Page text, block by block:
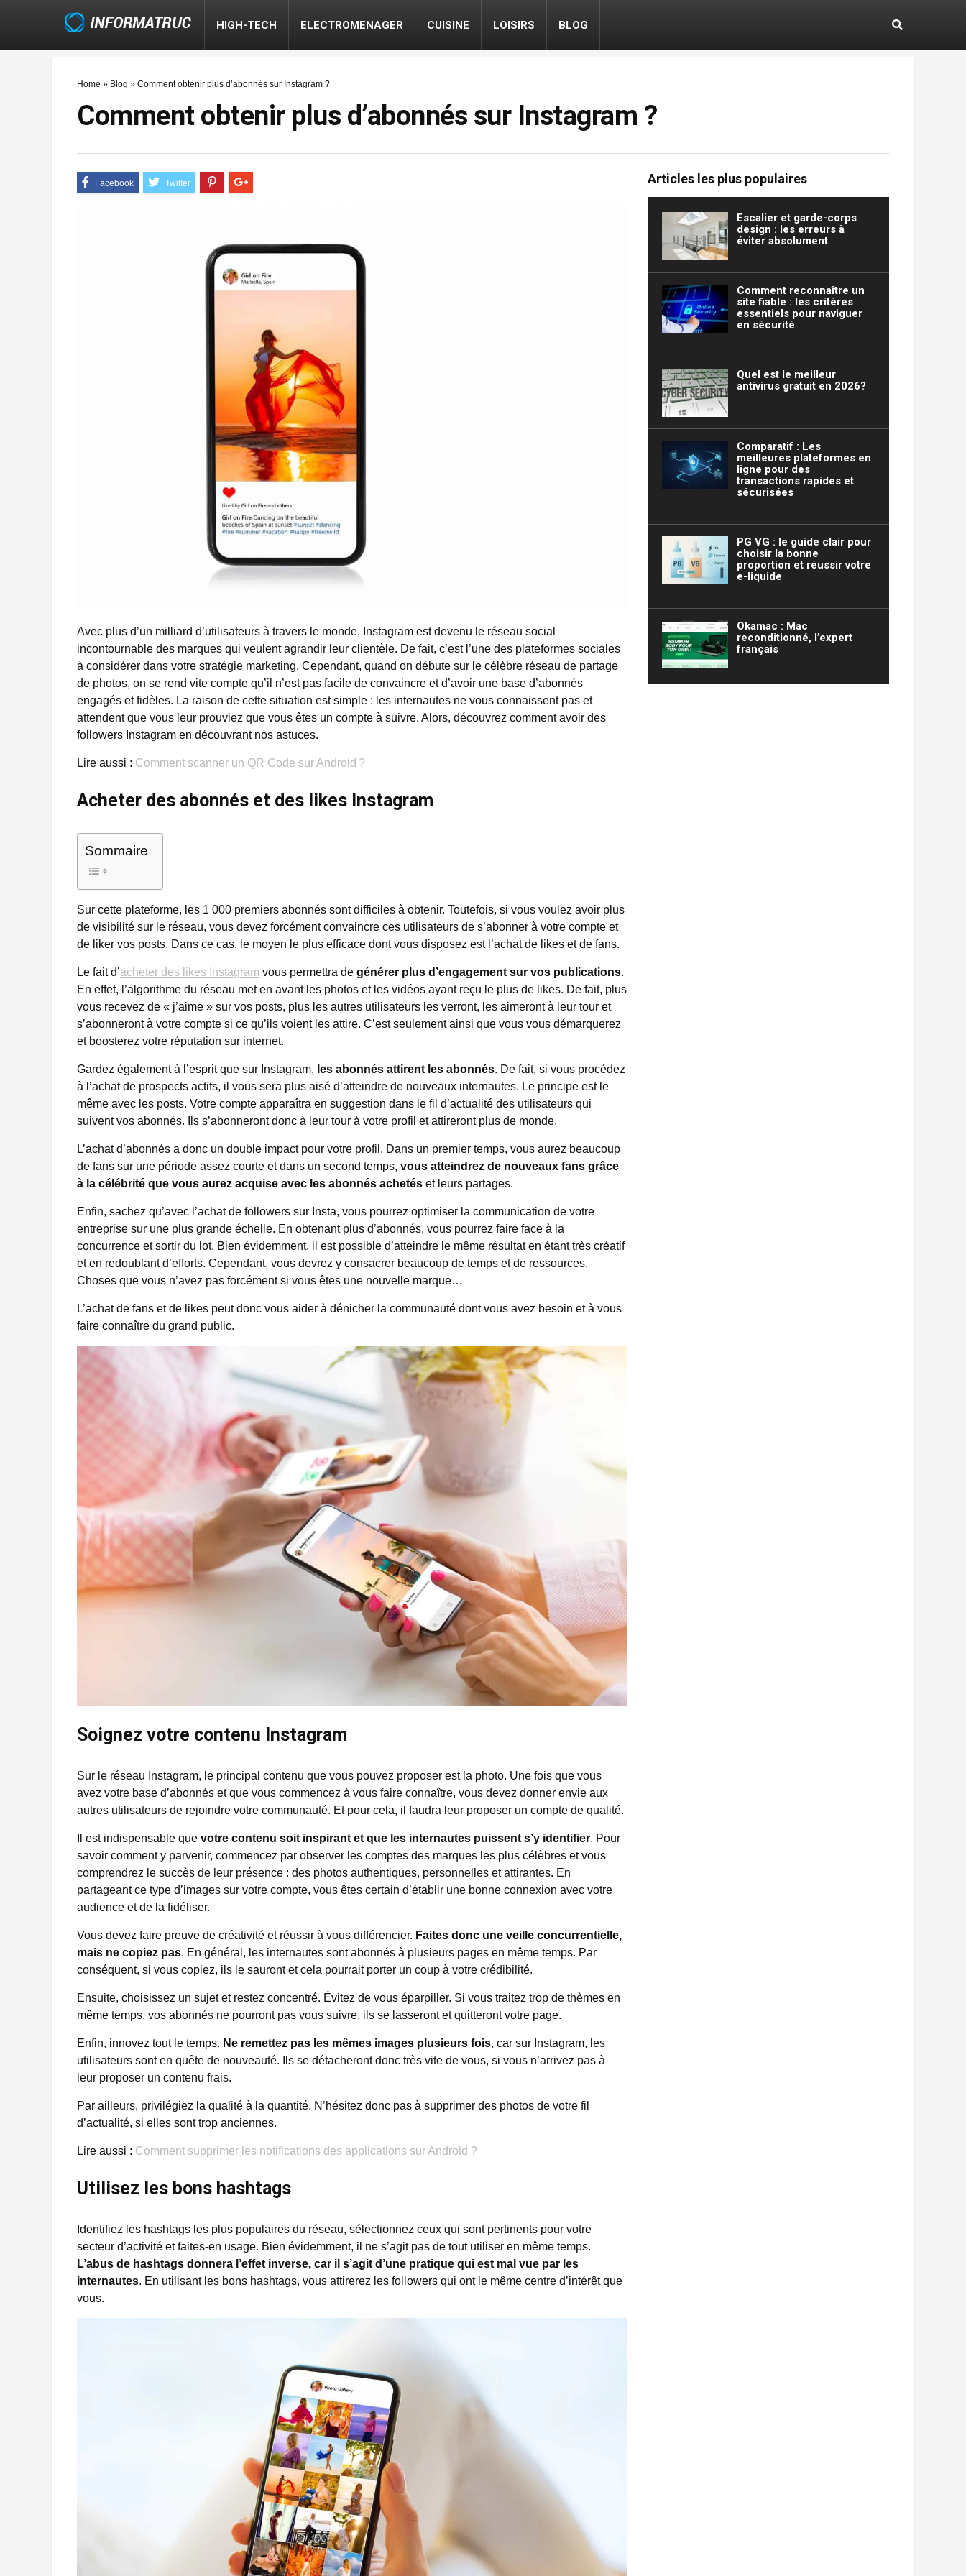
HIGH-TECH ELECTROMENAGER CUISINE LOISIRS BLOG
Home » Blog » Comment obtenir plus d’abonnés sur Instagram ?
Comment obtenir plus d’abonnés sur Instagram ?
Avec plus d’un milliard d’utilisateurs à travers le monde, Instagram est devenu le réseau social
incontournable des marques qui veulent agrandir leur clientèle. De fait, c’est l’une des plateformes sociales
à considérer dans votre stratégie marketing. Cependant, quand on débute sur le célèbre réseau de partage
de photos, on se rend vite compte qu’il n’est pas facile de convaincre et d’avoir une base d’abonnés
engagés et fidèles. La raison de cette situation est simple : les internautes ne vous connaissent pas et
attendent que vous leur prouviez que vous êtes un compte à suivre. Alors, découvrez comment avoir des
followers Instagram en découvrant nos astuces.
Lire aussi : Comment scanner un QR Code sur Android ?
Acheter des abonnés et des likes Instagram
Sommaire
Sur cette plateforme, les 1 000 premiers abonnés sont difficiles à obtenir. Toutefois, si vous voulez avoir plus
de visibilité sur le réseau, vous devez forcément convaincre ces utilisateurs de s’abonner à votre compte et
de liker vos posts. Dans ce cas, le moyen le plus efficace dont vous disposez est l’achat de likes et de fans.
Le fait d’acheter des likes Instagram vous permettra de générer plus d’engagement sur vos publications.
En effet, l’algorithme du réseau met en avant les photos et les vidéos ayant reçu le plus de likes. De fait, plus
vous recevez de « j’aime » sur vos posts, plus les autres utilisateurs les verront, les aimeront à leur tour et
s’abonneront à votre compte si ce qu’ils voient les attire. C’est seulement ainsi que vous vous démarquerez
et boosterez votre réputation sur internet.
Gardez également à l’esprit que sur Instagram, les abonnés attirent les abonnés. De fait, si vous procédez
à l’achat de prospects actifs, il vous sera plus aisé d’atteindre de nouveaux internautes. Le principe est le
même avec les posts. Votre compte apparaîtra en suggestion dans le fil d’actualité des utilisateurs qui
suivent vos abonnés. Ils s’abonneront donc à leur tour à votre profil et attireront plus de monde.
L’achat d’abonnés a donc un double impact pour votre profil. Dans un premier temps, vous aurez beaucoup
de fans sur une période assez courte et dans un second temps, vous atteindrez de nouveaux fans grâce
à la célébrité que vous aurez acquise avec les abonnés achetés et leurs partages.
Enfin, sachez qu’avec l’achat de followers sur Insta, vous pourrez optimiser la communication de votre
entreprise sur une plus grande échelle. En obtenant plus d’abonnés, vous pourrez faire face à la
concurrence et sortir du lot. Bien évidemment, il est possible d’atteindre le même résultat en étant très créatif
et en redoublant d’efforts. Cependant, vous devrez y consacrer beaucoup de temps et de ressources.
Choses que vous n’avez pas forcément si vous êtes une nouvelle marque…
L’achat de fans et de likes peut donc vous aider à dénicher la communauté dont vous avez besoin et à vous
faire connaître du grand public.
Soignez votre contenu Instagram
Sur le réseau Instagram, le principal contenu que vous pouvez proposer est la photo. Une fois que vous
avez votre base d’abonnés et que vous commencez à vous faire connaître, vous devez donner envie aux
autres utilisateurs de rejoindre votre communauté. Et pour cela, il faudra leur proposer un compte de qualité.
Il est indispensable que votre contenu soit inspirant et que les internautes puissent s’y identifier. Pour
savoir comment y parvenir, commencez par observer les comptes des marques les plus célèbres et vous
comprendrez le succès de leur présence : des photos authentiques, personnelles et attirantes. En
partageant ce type d’images sur votre compte, vous êtes certain d’établir une bonne connexion avec votre
audience et de la fidéliser.
Vous devez faire preuve de créativité et réussir à vous différencier. Faites donc une veille concurrentielle,
mais ne copiez pas. En général, les internautes sont abonnés à plusieurs pages en même temps. Par
conséquent, si vous copiez, ils le sauront et cela pourrait porter un coup à votre crédibilité.
Ensuite, choisissez un sujet et restez concentré. Évitez de vous éparpiller. Si vous traitez trop de thèmes en
même temps, vos abonnés ne pourront pas vous suivre, ils se lasseront et quitteront votre page.
Enfin, innovez tout le temps. Ne remettez pas les mêmes images plusieurs fois, car sur Instagram, les
utilisateurs sont en quête de nouveauté. Ils se détacheront donc très vite de vous, si vous n’arrivez pas à
leur proposer un contenu frais.
Par ailleurs, privilégiez la qualité à la quantité. N’hésitez donc pas à supprimer des photos de votre fil
d’actualité, si elles sont trop anciennes.
Lire aussi : Comment supprimer les notifications des applications sur Android ?
Utilisez les bons hashtags
Identifiez les hashtags les plus populaires du réseau, sélectionnez ceux qui sont pertinents pour votre
secteur d’activité et faites-en usage. Bien évidemment, il ne s’agit pas de tout utiliser en même temps.
L’abus de hashtags donnera l’effet inverse, car il s’agit d’une pratique qui est mal vue par les
internautes. En utilisant les bons hashtags, vous attirerez les followers qui ont le même centre d’intérêt que
vous.
Articles les plus populaires
Escalier et garde-corps
design : les erreurs à
éviter absolument
Comment reconnaître un
site fiable : les critères
essentiels pour naviguer
en sécurité
Quel est le meilleur
antivirus gratuit en 2026?
Comparatif : Les
meilleures plateformes en
ligne pour des
transactions rapides et
sécurisées
PG VG : le guide clair pour
choisir la bonne
proportion et réussir votre
e-liquide
Okamac : Mac
reconditionné, l’expert
français